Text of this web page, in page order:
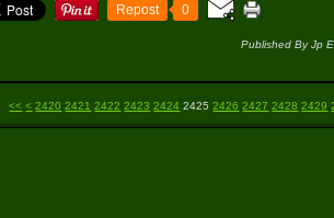
Repost 0
Published By Jp
<< < 2400
2410
2420 2421 2422 2423 2424 2425 2426 2427 2428 2429